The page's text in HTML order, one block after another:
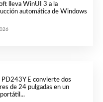
lleva WinUI 3 a la
automática de Windows
PD243Y E convierte dos
de 24 pulgadas en un